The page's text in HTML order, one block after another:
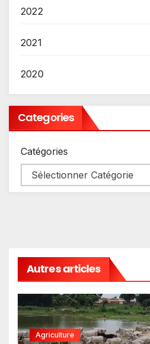
2022
2021
2020
Categories
Catégories
Autres articles
Agriculture